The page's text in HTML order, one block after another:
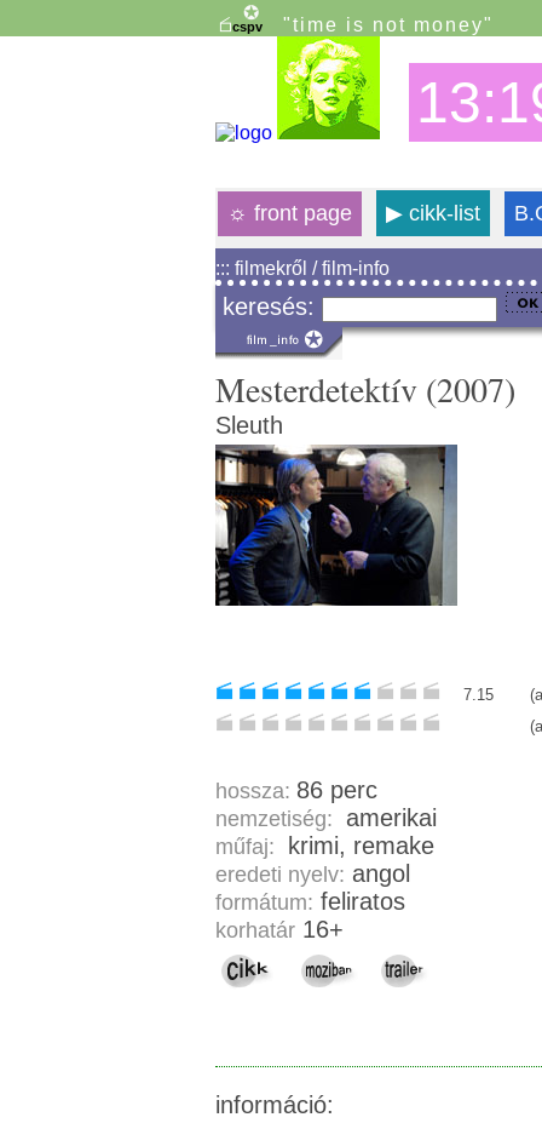
"time is not money"
☼ front page ▶cikk-list
::: filmekről / film-info
keresés:
Mesterdetektív (2007)
Sleuth
7.15
hossza: 86 perc
nemzetiség: amerikai
műfaj: krimi, remake
eredeti nyelv: angol
formátum: feliratos
korhatár 16+
információ: